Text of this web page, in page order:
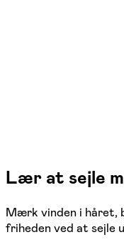
Lær at sejle
Mærk vinden i håret,
friheden ved at sejle